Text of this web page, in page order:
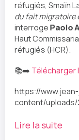
réfugiés, Smaïn
du fait migratoire
interroge Paolo
Haut
réfugiés (HCR).
📚➡️ Télécharger
https://
content/uploads/
Lire la suite